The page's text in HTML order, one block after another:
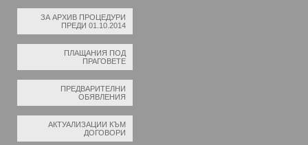
ЗА АРХИВ ПРОЦЕДУРИ
ПРЕДИ 01.10.2014
ПЛАЩАНИЯ ПОД
ПРАГОВЕТЕ
ПРЕДВАРИТЕЛНИ
ОБЯВЛЕНИЯ
АКТУАЛИЗАЦИИ КЪМ
ДОГОВОРИ